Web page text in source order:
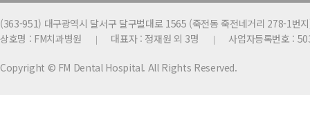
(363-951) 대구광역시 달서구 달구벌대로 1565 (죽전동 죽전네거리 278-1번
상호명 : FM치과병원
대표자 : 정재원 외 3명 사업자등록번호 :
Copyright © FM Dental Hospital. All Rights Reserved.